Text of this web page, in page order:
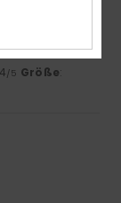
/5 Größe: